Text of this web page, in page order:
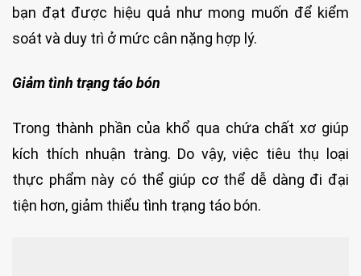
bạn đạt được hiệu quả như mong muốn để kiểm
soát và duy trì ở mức cân nặng hợp lý.
Giảm tình trạng táo bón
Trong thành phần của khổ qua chứa chất xơ giúp
kích thích nhuận tràng. Do vậy, việc tiêu thụ loại
thực phẩm này có thể giúp cơ thể dễ dàng đi đại
tiện hơn, giảm thiểu tình trạng táo bón.